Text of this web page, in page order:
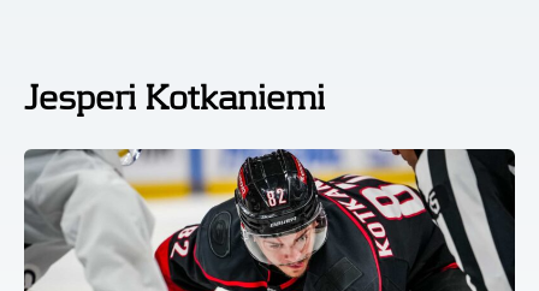
Jesperi Kotkaniemi